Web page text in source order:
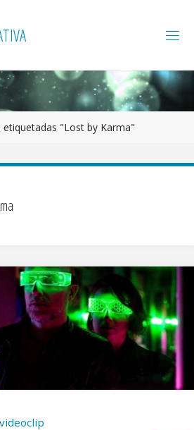
TIVA
etiquetadas "Lost by Karma"
videoclip